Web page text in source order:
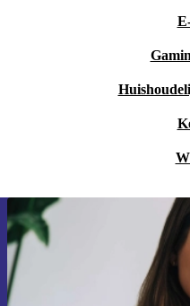
Meld je
ontvang
Mis nooit